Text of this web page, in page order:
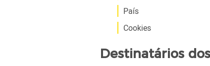
País
Cookies
Destinatários